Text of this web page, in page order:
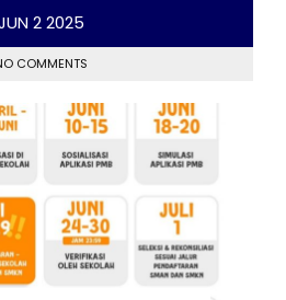
2 2025
COMMENTS